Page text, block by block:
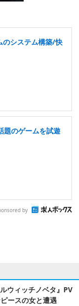
のシステム構築/快
題のゲームを試遊
by
ウィッチノベタ』PV
ースの女と遭遇